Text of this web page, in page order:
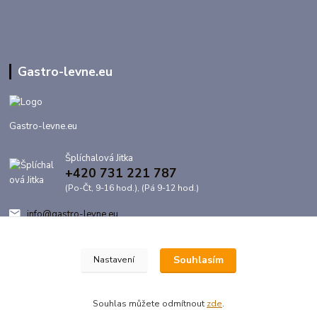
Gastro-levne.eu
Gastro-levne.eu
Šplíchalová Jitka
+420 731 221 787
(Po-Čt, 9-16 hod.), (Pá 9-12 hod.)
info@gastro-levne.eu
Nastavení Souhlasím
Souhlas můžete odmítnout zde.